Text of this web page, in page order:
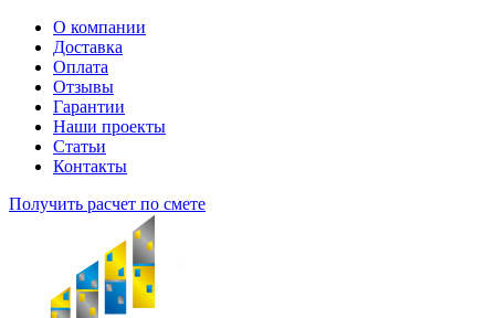
О компании
Доставка
Оплата
Отзывы
Гарантии
Наши проекты
Статьи
Контакты
Получить расчет по смете